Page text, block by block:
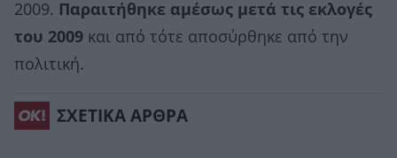
2009. Παραιτήθηκε αμέσως μετά τις εκλογές
του 2009 και από τότε αποσύρθηκε από την
πολιτική.
ΣΧΕΤΙΚΑ ΑΡΘΡΑ